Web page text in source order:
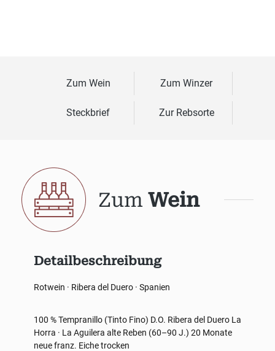
Zum Wein Zum Winzer
Steckbrief Zur Rebsorte
Zum Wein
Detailbeschreibung
Rotwein · Ribera del Duero · Spanien
100 % Tempranillo (Tinto Fino) D.O. Ribera del Duero La
Horra · La Aguilera alte Reben (60–90 J.) 20 Monate
neue franz. Eichetrocken